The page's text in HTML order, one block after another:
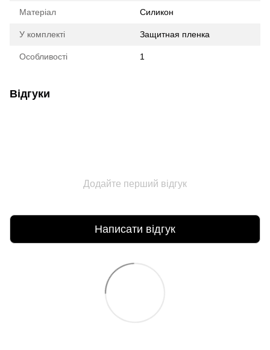
Матеріал Силикон
У комплекті Защитная пленка
Особливості 1
Відгуки
Додайте перший відгук
Написати відгук